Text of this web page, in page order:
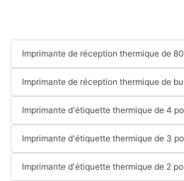
Imprimante de réception thermique de
Imprimante de réception thermique de
Imprimante d'étiquette thermique de 4
Imprimante d'étiquette thermique de 3
Imprimante d'étiquette thermique de 2